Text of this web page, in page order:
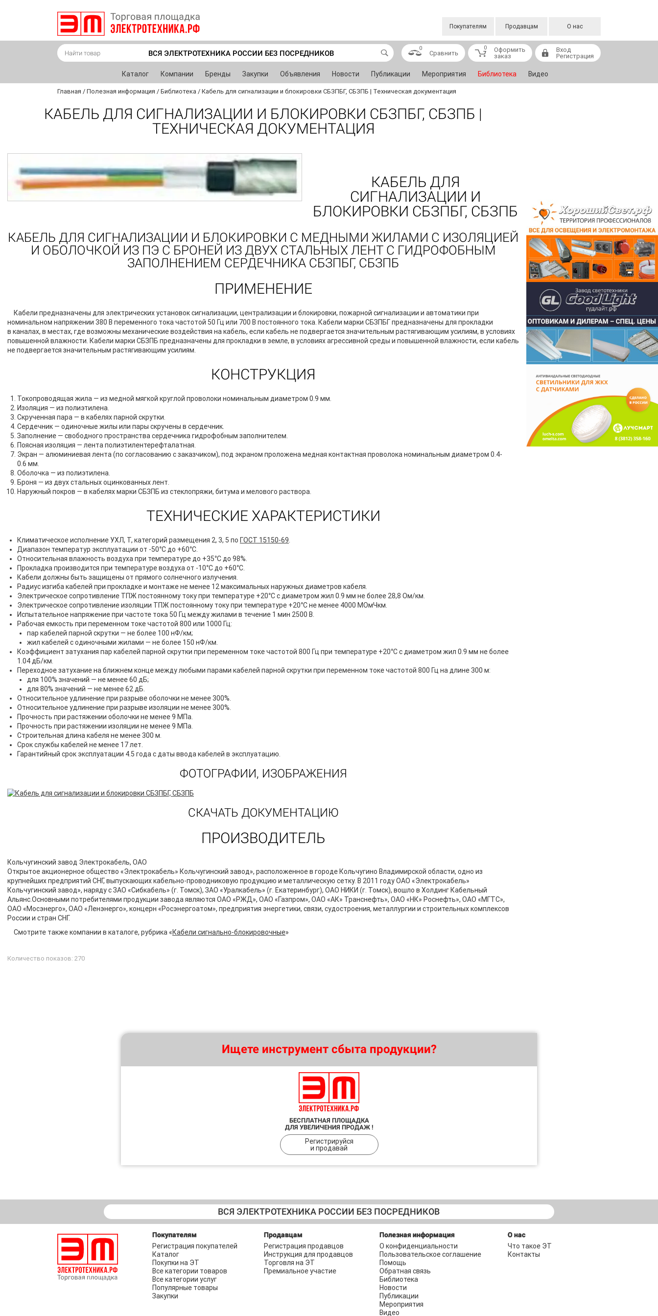
Покупателям Продавцам О нас
ВСЯ ЭЛЕКТРОТЕХНИКА РОССИИ БЕЗ ПОСРЕДНИКОВ
0
Сравнить
0
Оформить
заказ
Вход
Регистрация
Каталог Компании Бренды Закупки Объявления Новости Публикации Мероприятия Библиотека Видео
Главная / Полезная информация / Библиотека / Кабель для сигнализации и блокировки СБЗПБГ, СБЗПБ | Техническая документация
КАБЕЛЬ ДЛЯ СИГНАЛИЗАЦИИ И БЛОКИРОВКИ СБЗПБГ, СБЗПБ |
ТЕХНИЧЕСКАЯ ДОКУМЕНТАЦИЯ
КАБЕЛЬ ДЛЯ
СИГНАЛИЗАЦИИ И
БЛОКИРОВКИ СБЗПБГ, СБЗПБ
КАБЕЛЬ ДЛЯ СИГНАЛИЗАЦИИ И БЛОКИРОВКИ С МЕДНЫМИ ЖИЛАМИ С ИЗОЛЯЦИЕЙ
И ОБОЛОЧКОЙ ИЗ ПЭ С БРОНЕЙ ИЗ ДВУХ СТАЛЬНЫХ ЛЕНТ С ГИДРОФОБНЫМ
ЗАПОЛНЕНИЕМ СЕРДЕЧНИКА СБЗПБГ, СБЗПБ
ПРИМЕНЕНИЕ
Кабели предназначены для электрических установок сигнализации, централизации и блокировки, пожарной сигнализации и автоматики при
номинальном напряжении 380 В переменного тока частотой 50 Гц или 700 В постоянного тока. Кабели марки СБЗПБГ предназначены для прокладки
в каналах, в местах, где возможны механические воздействия на кабель, если кабель не подвергается значительным растягивающим усилиям, в условиях
повышенной влажности. Кабели марки СБЗПБ предназначены для прокладки в земле, в условиях агрессивной среды и повышенной влажности, если кабель
не подвергается значительным растягивающим усилиям.
КОНСТРУКЦИЯ
Токопроводящая жила — из медной мягкой круглой проволоки номинальным диаметром 0.9 мм.
Изоляция — из полиэтилена.
Скрученная пара — в кабелях парной скрутки.
Сердечник — одиночные жилы или пары скручены в сердечник.
Заполнение — свободного пространства сердечника гидрофобным заполнителем.
Поясная изоляция — лента полиэтилентерефталатная.
Экран — алюминиевая лента (по согласованию с заказчиком), под экраном проложена медная контактная проволока номинальным диаметром 0.4-
0.6 мм.
Оболочка — из полиэтилена.
Броня — из двух стальных оцинкованных лент.
Наружный покров — в кабелях марки СБЗПБ из стеклопряжи, битума и мелового раствора.
ТЕХНИЧЕСКИЕ ХАРАКТЕРИСТИКИ
Климатическое исполнение УХЛ, Т, категорий размещения 2, 3, 5 по ГОСТ 15150-69
Диапазон температур эксплуатации от -50°С до +60°С.
Относительная влажность воздуха при температуре до +35°С до 98%.
Прокладка производится при температуре воздуха от -10°С до +60°С.
Кабели должны быть защищены от прямого солнечного излучения.
Радиус изгиба кабелей при прокладке и монтаже не менее 12 максимальных наружных диаметров кабеля.
Электрическое сопротивление ТПЖ постоянному току при температуре +20°С с диаметром жил 0.9 мм не более 28,8 Ом/км.
Электрическое сопротивление изоляции ТПЖ постоянному току при температуре +20°С не менее 4000 МОмЧкм.
Испытательное напряжение при частоте тока 50 Гц между жилами в течение 1 мин 2500 В.
Рабочая емкость при переменном токе частотой 800 или 1000 Гц:
пар кабелей парной скрутки — не более 100 нФ/км;
жил кабелей с одиночными жилами — не более 150 нФ/км.
Коэффициент затухания пар кабелей парной скрутки при переменном токе частотой 800 Гц при температуре +20°С с диаметром жил 0.9 мм не более
1.04 дБ/км.
Переходное затухание на ближнем конце между любыми парами кабелей парной скрутки при переменном токе частотой 800 Гц на длине 300 м:
для 100% значений — не менее 60 дБ;
для 80% значений — не менее 62 дБ.
Относительное удлинение при разрыве оболочки не менее 300%.
Относительное удлинение при разрыве изоляции не менее 300%.
Прочность при растяжении оболочки не менее 9 МПа.
Прочность при растяжении изоляции не менее 9 МПа.
Строительная длина кабеля не менее 300 м.
Срок службы кабелей не менее 17 лет.
Гарантийный срок эксплуатации 4.5 года с даты ввода кабелей в эксплуатацию.
ФОТОГРАФИИ, ИЗОБРАЖЕНИЯ
СКАЧАТЬ ДОКУМЕНТАЦИЮ
ПРОИЗВОДИТЕЛЬ
Кольчугинский завод Электрокабель, ОАО
Открытое акционерное общество «Электрокабель» Кольчугинский завод», расположенное в городе Кольчугино Владимирской области, одно из
крупнейших предприятий СНГ, выпускающих кабельно-проводниковую продукцию и металлическую сетку. В 2011 году ОАО «Электрокабель»
Кольчугинский завод», наряду с ЗАО «Сибкабель» (г. Томск), ЗАО «Уралкабель» (г. Екатеринбург), ОАО НИКИ (г. Томск), вошло в Холдинг Кабельный
Альянс.Основными потребителями продукции завода являются ОАО «РЖД», ОАО «Газпром», ОАО «АК» Транснефть», ОАО «НК» Роснефть», ОАО «МГТС»,
ОАО «Мосэнерго», ОАО «Ленэнерго», концерн «Росэнергоатом», предприятия энергетики, связи, судостроения, металлургии и строительных комплексов
России и стран СНГ.
Смотрите также компании в каталоге, рубрика «Кабели сигнально-блокировочные»
Количество показов: 270
Ищете инструмент сбыта продукции?
БЕСПЛАТНАЯ ПЛОЩАДКА
ДЛЯ УВЕЛИЧЕНИЯ ПРОДАЖ !
Регистрируйся
и продавай
ВСЯ ЭЛЕКТРОТЕХНИКА РОССИИ БЕЗ ПОСРЕДНИКОВ
Покупателям
Регистрация покупателей
Каталог
Покупки на ЭТ
Все категории товаров
Все категории услуг
Популярные товары
Закупки
Продавцам
Регистрация продавцов
Инструкция для продавцов
Торговля на ЭТ
Премиальное участие
Полезная информация
О конфиденциальности
Пользовательское соглашение
Помощь
Обратная связь
Библиотека
Новости
Публикации
Мероприятия
Видео
О нас
Что такое ЭТ
Контакты